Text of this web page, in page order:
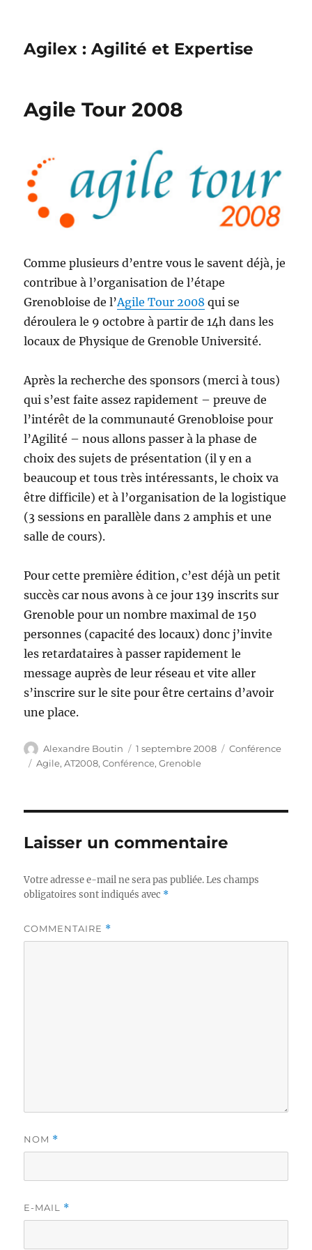
Agilex : Agilité et Expertise
Agile Tour 2008
Comme plusieurs d’entre vous le savent déjà, je
contribue à l’organisation de l’étape
Grenobloise de l’Agile Tour 2008 qui se
déroulera le 9 octobre à partir de 14h dans les
locaux de Physique de Grenoble Université.
Après la recherche des sponsors (merci à tous)
qui s’est faite assez rapidement – preuve de
l’intérêt de la communauté Grenobloise pour
l’Agilité – nous allons passer à la phase de
choix des sujets de présentation (il y en a
beaucoup et tous très intéressants, le choix va
être difficile) et à l’organisation de la logistique
(3 sessions en parallèle dans 2 amphis et une
salle de cours).
Pour cette première édition, c’est déjà un petit
succès car nous avons à ce jour 139 inscrits sur
Grenoble pour un nombre maximal de 150
personnes (capacité des locaux) donc j’invite
les retardataires à passer rapidement le
message auprès de leur réseau et vite aller
s’inscrire sur le site pour être certains d’avoir
une place.
Auteur
Alexandre Boutin
Publié
le
1 septembre 2008 Catégories
Conférence
Étiquettes
Agile,AT2008,Conférence,Grenoble
Laisser un commentaire
Votre adresse e-mail ne sera pas publiée. Les champs
obligatoires sont indiqués avec *
COMMENTAIRE *
NOM *
E-MAIL *